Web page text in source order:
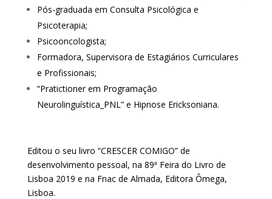
Pós-graduada em Consulta Psicológica e
Psicoterapia;
Psicooncologista;
Formadora, Supervisora de Estagiários Curriculares
e Profissionais;
“Pratictioner em Programação
Neurolinguística_PNL” e Hipnose Ericksoniana.
Editou o seu livro “CRESCER COMIGO” de
desenvolvimento pessoal, na 89ª Feira do Livro de
Lisboa 2019 e na Fnac de Almada, Editora Ômega,
Lisboa.